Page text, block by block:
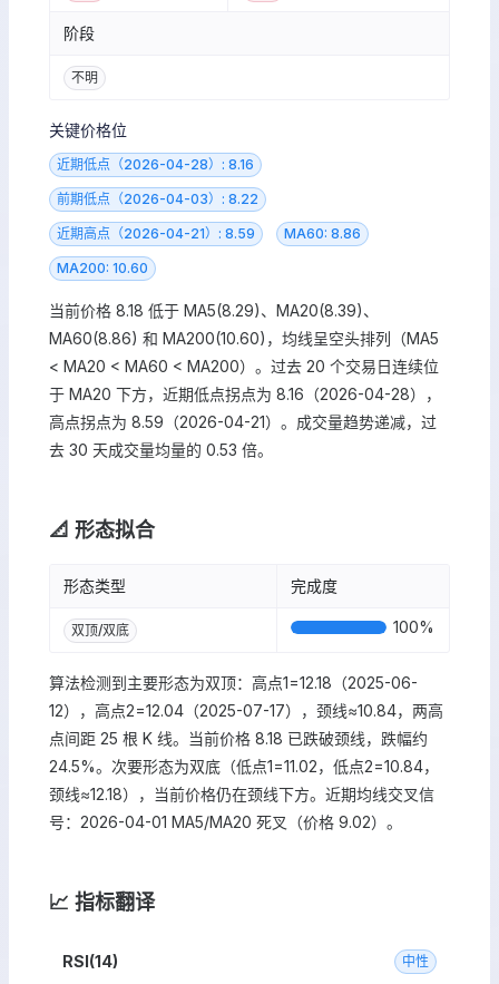
阶段
不明
关键价格位
近期低点（2026-04-28）: 8.16
前期低点（2026-04-03）: 8.22
近期高点（2026-04-21）: 8.59 MA60: 8.86
MA200: 10.60
当前价格 8.18 低于 MA5(8.29)、MA20(8.39)、
MA60(8.86) 和 MA200(10.60)，均线呈空头排列（MA5
< MA20 < MA60 < MA200）。过去 20 个交易日连续位
于 MA20 下方，近期低点拐点为 8.16（2026-04-28），
高点拐点为 8.59（2026-04-21）。成交量趋势递减，过
去 30 天成交量均量的 0.53 倍。
📐 形态拟合
形态类型 完成度
双顶/双底 100%
算法检测到主要形态为双顶：高点1=12.18（2025-06-
12），高点2=12.04（2025-07-17），颈线≈10.84，两高
点间距 25 根 K 线。当前价格 8.18 已跌破颈线，跌幅约
24.5%。次要形态为双底（低点1=11.02，低点2=10.84，
颈线≈12.18），当前价格仍在颈线下方。近期均线交叉信
号：2026-04-01 MA5/MA20 死叉（价格 9.02）。
📈 指标翻译
RSI(14) 中性